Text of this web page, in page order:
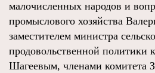
малочисленных народов и
промыслового хозяйства
заместителем министра
продовольственной политики
Шагеевым, членами комитета